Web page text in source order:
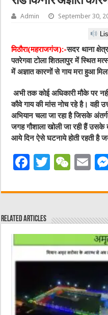
Admin September 30,
मिठौरा(महराजगंज):-सदर थाना
पतरेगवा टोला शितलापुर में स्थित
में अज्ञात कारणों से गाय मरा हुआ
अभी तक कोई अधिकारी मौके पर
कौवे गाय की मांस नोच रहे है। वही
अभियान चला जा रहा है जिसके
जगह गौशाला खोली जा रही हैं
आये दिन ऐसे घटनाये होती रहती है
F
c
e
b
o
o
T
it
r
W
C
at
E
ai
Related Articles